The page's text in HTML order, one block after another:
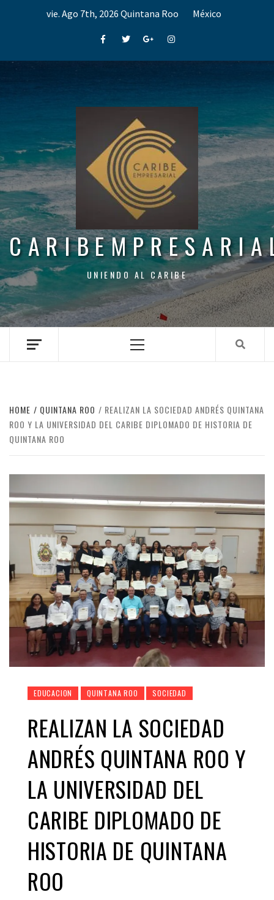
vie. Ago 7th, 2026 Quintana Roo México
FacebookTwitterGoogle+Instagram
UNIENDO AL CARIBE
Menu
HOME QUINTANA ROO
REALIZAN LA SOCIEDAD ANDRÉS QUINTANA
ROO Y LA UNIVERSIDAD DEL CARIBE DIPLOMADO DE HISTORIA DE
QUINTANA ROO
EDUCACION QUINTANA ROO SOCIEDAD
REALIZAN LA SOCIEDAD
ANDRÉS QUINTANA ROO Y
LA UNIVERSIDAD DEL
CARIBE DIPLOMADO DE
HISTORIA DE QUINTANA
ROO